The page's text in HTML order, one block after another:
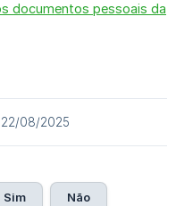
documentos pessoais da
08/2025
Sim Não